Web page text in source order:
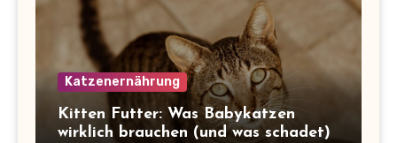
Katzenernährung
Kitten Futter: Was Babykatzen
wirklich brauchen (und was schadet)